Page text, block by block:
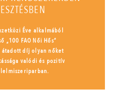
Éve alkalmából
FAO Női Hős”
díj olyan nőket
valódi és pozitív